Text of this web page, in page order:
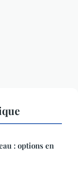
: options en